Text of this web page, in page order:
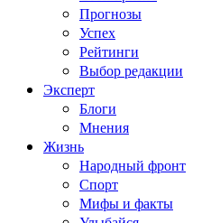
Прогнозы
Успех
Рейтинги
Выбор редакции
Эксперт
Блоги
Мнения
Жизнь
Народный фронт
Спорт
Мифы и факты